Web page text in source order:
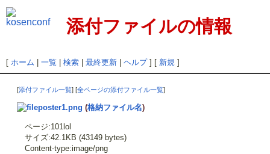
添付ファイルの情報
[ ホーム 一覧 検索| 最終更新| ヘルプ] [ 新規]
[添付ファイル一覧] [全ページの添付ファイル一覧]
poster1.png (格納ファイル名)
ページ:101lol
サイズ:42.1KB (43149 bytes)
Content-type:image/png